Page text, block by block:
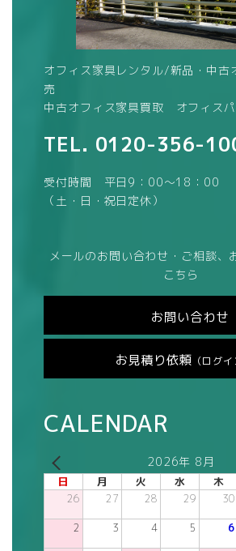
オフィス家具レンタル/新品・中古
売
中古オフィス家具買取 オフィス
TEL. 0120-356-
受付時間 平日9：00～18：00
（土・日・祝日定休）
メールのお問い合わせ・ご相談、
こちら
お問い合わせ
お見積り依頼 （ログイ
CALENDAR
2026年 8月
日 月 火 水 木
26 27 28 29 30
2 3 4 5 6